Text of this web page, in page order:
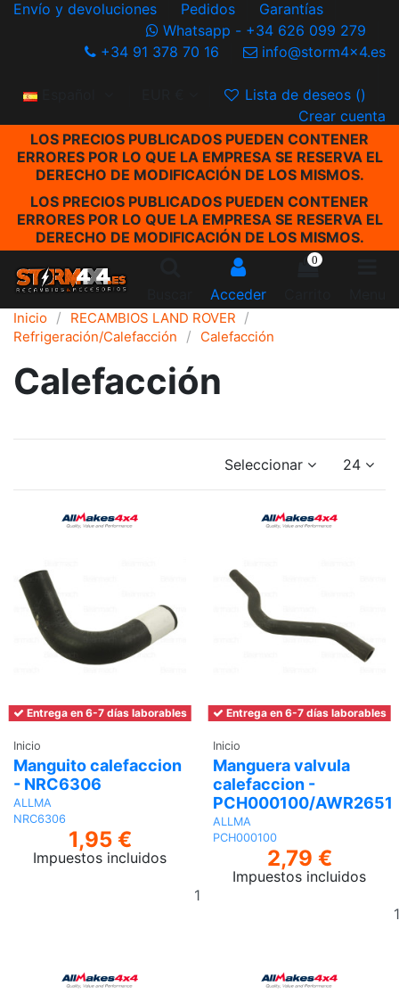
Envío y devoluciones Pedidos
Garantías
Whatsapp - +34 626 099 279
+34 91 378 70 16
info@storm4x4.es
Español Lista de deseos ()
Crear cuenta
LOS PRECIOS PUBLICADOS PUEDEN CONTENER
ERRORES POR LO QUE LA EMPRESA SE RESERVA EL
DERECHO DE MODIFICACIÓN DE LOS MISMOS.
LOS PRECIOS PUBLICADOS PUEDEN CONTENER
ERRORES POR LO QUE LA EMPRESA SE RESERVA EL
DERECHO DE MODIFICACIÓN DE LOS MISMOS.
Acceder
0
Inicio
RECAMBIOS LAND ROVER
Refrigeración/Calefacción
Calefacción
Calefacción
Seleccionar 24
Entrega en 6-7 días laborables
Inicio
Manguito calefaccion
- NRC6306
ALLMA
NRC6306
1,95 €
Impuestos incluidos
Añadir
Entrega en 6-7 días laborables
Inicio
Manguera valvula
calefaccion -
PCH000100/AWR2651
ALLMA
PCH000100
2,79 €
Impuestos incluidos